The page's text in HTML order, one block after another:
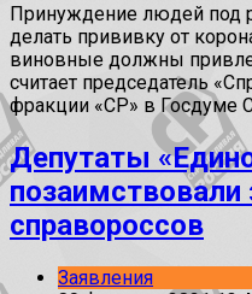
Принуждение людей под
делать прививку от
виновные должны
считает председатель
фракции «СР» в Госдуме
Депутаты
позаимствовали
справороссов
Заявления